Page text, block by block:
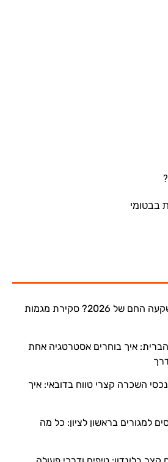
בבטומי
למה בטומי היא יעד ההשקעה החם של 2026? סקירת מגמות
איך בוחרים אסטרטגיה אחת
השכרה קצרי טווח בדובאי: איך
למגורים בראשון לציון: כל מה